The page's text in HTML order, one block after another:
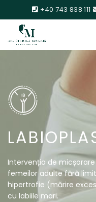
+40 743 838 111
Intervenția de
femeilor adulte fără
hipertrofie (mărire
cu labiile mari.